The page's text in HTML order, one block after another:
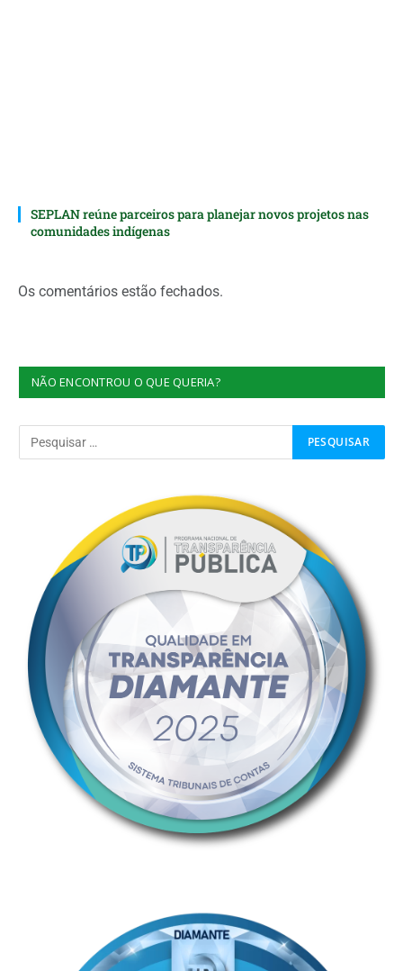
SEPLAN reúne parceiros para planejar novos projetos nas
comunidades indígenas
Os comentários estão fechados.
NÃO ENCONTROU O QUE QUERIA?